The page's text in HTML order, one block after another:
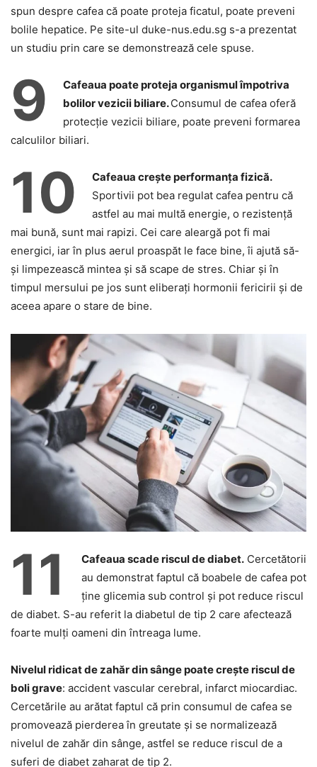
spun despre cafea că poate proteja ficatul, poate preveni
bolile hepatice. Pe site-ul duke-nus.edu.sg s-a prezentat
un studiu prin care se demonstrează cele spuse.
9
Cafeaua poate proteja organismul împotriva
bolilor vezicii biliare.Consumul de cafea oferă
protecție vezicii biliare, poate preveni formarea
calculilor biliari.
10
Cafeaua crește performanța fizică.
Sportivii pot bea regulat cafea pentru că
astfel au mai multă energie, o rezistență
mai bună, sunt mai rapizi. Cei care aleargă pot fi mai
energici, iar în plus aerul proaspăt le face bine, îi ajută să-
și limpezească mintea și să scape de stres. Chiar și în
timpul mersului pe jos sunt eliberați hormonii fericirii și de
aceea apare o stare de bine.
11 Cafeaua scade riscul de diabet. Cercetătorii
au demonstrat faptul că boabele de cafea pot
ține glicemia sub control și pot reduce riscul
de diabet. S-au referit la diabetul de tip 2 care afectează
foarte mulți oameni din întreaga lume.
Nivelul ridicat de zahăr din sânge poate crește riscul de
boli grave: accident vascular cerebral, infarct miocardiac.
Cercetările au arătat faptul că prin consumul de cafea se
promovează pierderea în greutate și se normalizează
nivelul de zahăr din sânge, astfel se reduce riscul de a
suferi de diabet zaharat de tip 2.